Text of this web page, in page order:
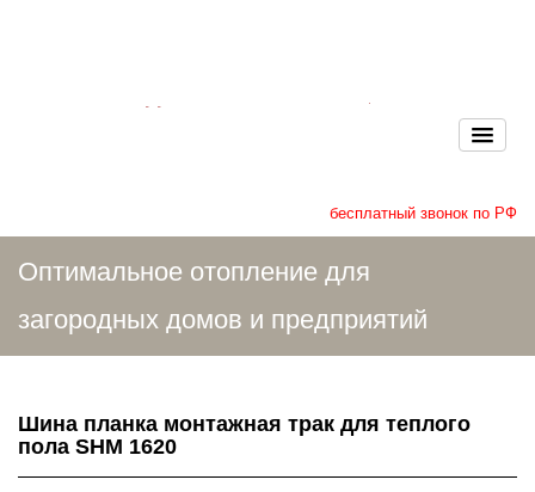
бесплатный звонок по РФ
Оптимальное отопление для
загородных домов и предприятий
Шина планка монтажная трак для теплого
пола SHM 1620